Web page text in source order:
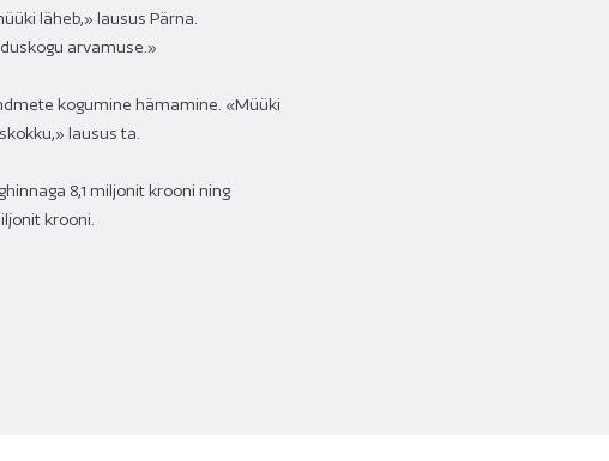
läheb,» lausus Pärna.
arvamuse.»
kogumine hämamine. «Müüki
lausus ta.
8,1 miljonit krooni ning
krooni.